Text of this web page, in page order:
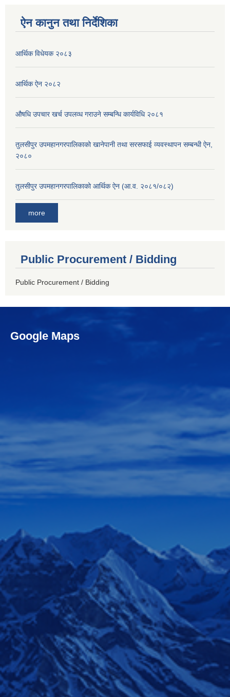
ऐन कानुन तथा निर्देशिका
आर्थिक विधेयक २०८३
आर्थिक ऐन २०८२
औषधि उपचार खर्च उपलव्ध गराउने सम्बन्धि कार्यविधि २०८१
तुलसीपुर उपमहानगरपालिकाको खानेपानी तथा सरसफाई व्यवस्थापन सम्बन्धी ऐन,
२०८०
तुलसीपुर उपमहानगरपालिकाको आर्थिक ऐन (आ.व. २०८१/०८२)
more
Public Procurement / Bidding
Public Procurement / Bidding
Google Maps